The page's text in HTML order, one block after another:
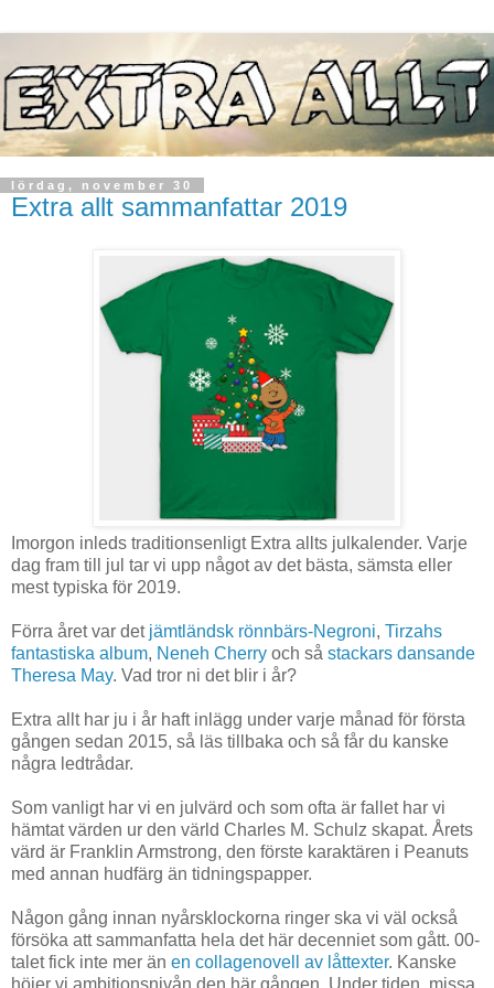
lördag, november 30
Extra allt sammanfattar 2019
Imorgon inleds traditionsenligt Extra allts julkalender. Varje
dag fram till jul tar vi upp något av det bästa, sämsta eller
mest typiska för 2019.
Förra året var det jämtländsk rönnbärs-Negroni, Tirzahs
fantastiska album, Neneh Cherry och så stackars dansande
Theresa May. Vad tror ni det blir i år?
Extra allt har ju i år haft inlägg under varje månad för första
gången sedan 2015, så läs tillbaka och så får du kanske
några ledtrådar.
Som vanligt har vi en julvärd och som ofta är fallet har vi
hämtat värden ur den värld Charles M. Schulz skapat. Årets
värd är Franklin Armstrong, den förste karaktären i Peanuts
med annan hudfärg än tidningspapper.
Någon gång innan nyårsklockorna ringer ska vi väl också
försöka att sammanfatta hela det här decenniet som gått. 00-
talet fick inte mer än en collagenovell av låttexter. Kanske
höjer vi ambitionsnivån den här gången. Under tiden, missa